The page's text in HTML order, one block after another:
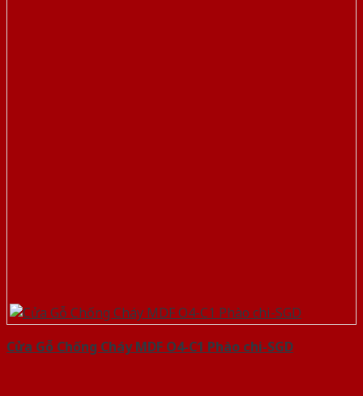
Cửa Gỗ Chống Cháy MDF O4-C1 Phào chi-SGD